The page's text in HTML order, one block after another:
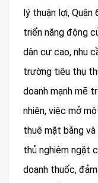
lý thuận lợi,
triển năng động
dân cư cao, nhu
trường tiêu thụ
doanh mạnh mẽ
nhiên, việc mở
thuê mặt bằng và
thủ nghiêm ngặt
doanh thuốc,